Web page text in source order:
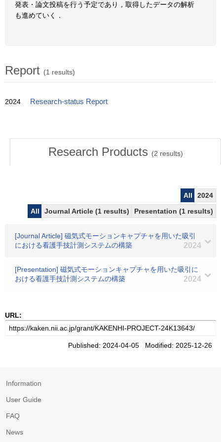
発表・論文投稿を行う予定であり，取得したデータの解析
も進めていく．
Report (1 results)
2024 Research-status Report
Research Products (2 results)
All
2024
All
Journal Article (1 results) Presentation (1 results)
[Journal Article] 磁気式モーションキャプチャを用いた吸引
における看護手技計測システムの構築
2024
[Presentation] 磁気式モーションキャプチャを用いた吸引に
おける看護手技計測システムの構築
2024
URL:
Published: 2024-04-05 Modified: 2025-12-26
Information
User Guide
FAQ
News